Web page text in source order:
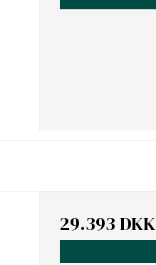
29.393 DKK